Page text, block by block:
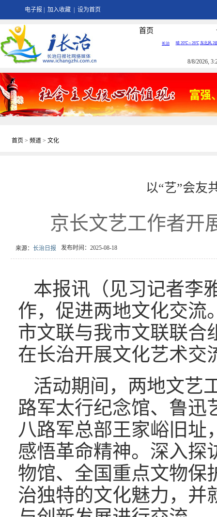
电子报 加入收藏 设为首页
首页
8/8/2026,
首页 > 频道 > 文化
以“艺”会友
京长文艺工作者开
来源： 长治日报 发布时间：2025-08-18
本报讯（见习记者李
作，促进两地文化交流
市文联与我市文联联合
在长治开展文化艺术交
活动期间，两地文艺
路军太行纪念馆、鲁迅
八路军总部王家峪旧址
感悟革命精神。深入探
物馆、全国重点文物保
治独特的文化魅力，并